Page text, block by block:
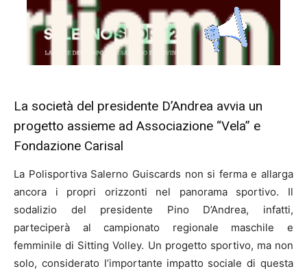
La società del presidente D’Andrea avvia un
progetto assieme ad Associazione “Vela” e
Fondazione Carisal
La Polisportiva Salerno Guiscards non si ferma e allarga
ancora i propri orizzonti nel panorama sportivo. Il
sodalizio del presidente Pino D’Andrea, infatti,
parteciperà al campionato regionale maschile e
femminile di Sitting Volley. Un progetto sportivo, ma non
solo, considerato l’importante impatto sociale di questa